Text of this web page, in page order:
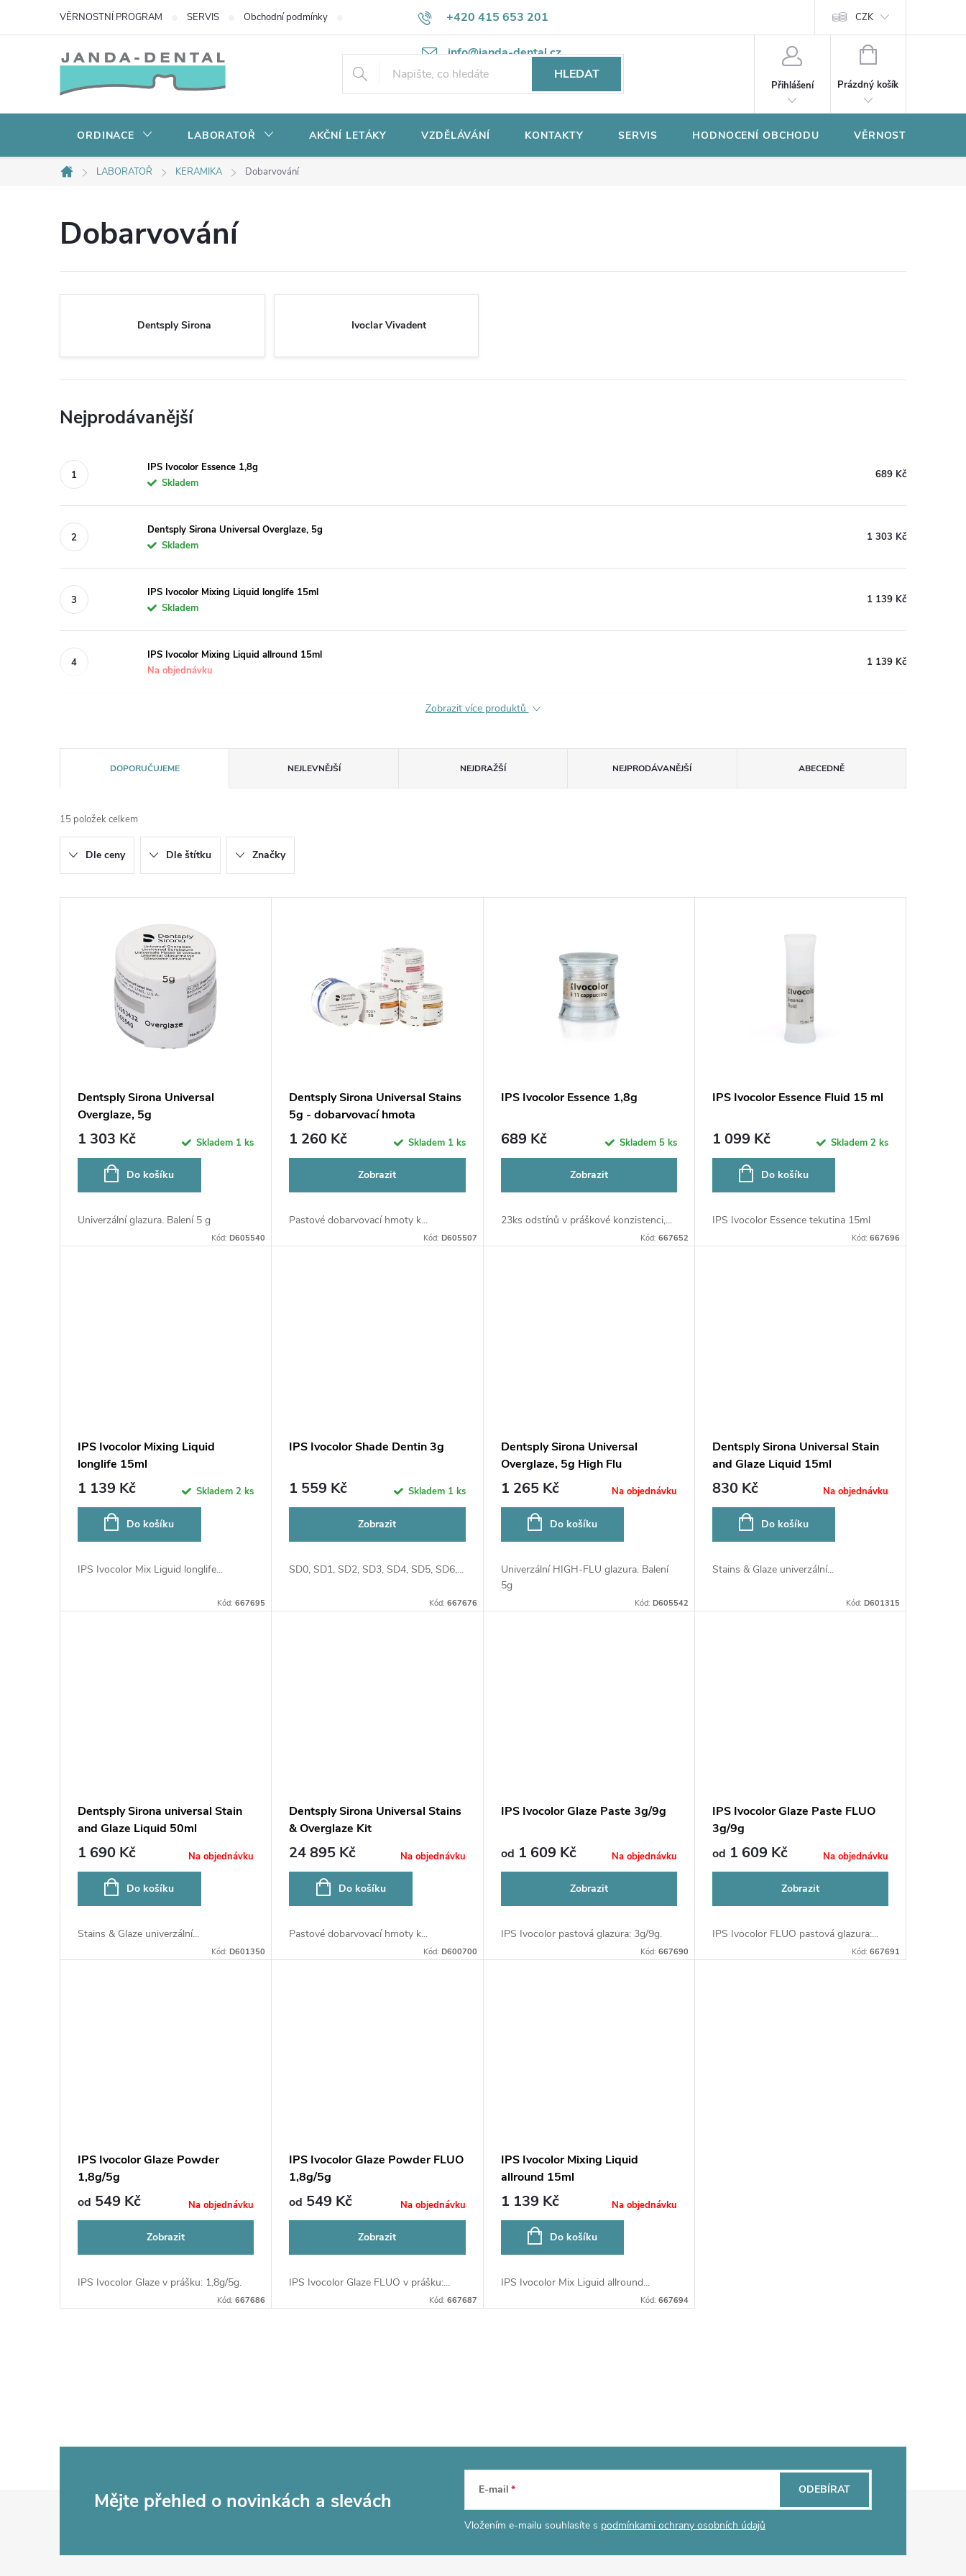
+420 415 653 201
info@janda-dental.cz
VĚRNOSTNÍ PROGRAM SERVIS Obchodní podmínky Potřebujete poradit? Ochrana osobních údajů CZK
HLEDAT
Přihlášení
NÁKUPNÍ
Prázdný košík
ORDINACE LABORATOŘ AKČNÍ LETÁKY VZDĚLÁVÁNÍ KONTAKTY SERVIS HODNOCENÍ OBCHODU VĚRNOSTNÍ
Domů
LABORATOŘ KERAMIKA Dobarvování
Dobarvování
Dentsply Sirona Ivoclar Vivadent
Nejprodávanější
IPS Ivocolor Essence 1,8g
Skladem
689 Kč
Dentsply Sirona Universal Overglaze, 5g
Skladem
1 303 Kč
IPS Ivocolor Mixing Liquid longlife 15ml
Skladem
1 139 Kč
IPS Ivocolor Mixing Liquid allround 15ml
Na objednávku
1 139 Kč
Zobrazit více produktů
a
z
e
n
DOPORUČUJEME NEJLEVNĚJŠÍ NEJDRAŽŠÍ NEJPRODÁVANĚJŠÍ ABECEDNĚ
15 položek celkem
Dle ceny Dle štítku Značky
u
Dentsply Sirona Universal
Overglaze, 5g
1 303 Kč Skladem 1 ks
Do košíku
Univerzální glazura. Balení 5 g
Kód:D605540
Dentsply Sirona Universal Stains
5g - dobarvovací hmota
1 260 Kč Skladem 1 ks
Zobrazit
Pastové dobarvovací hmoty k...
Kód: D605507
IPS Ivocolor Essence 1,8g
689 Kč Skladem 5 ks
Zobrazit
23ks odstínů v práškové konzistenci,...
Kód: 667652
IPS Ivocolor Essence Fluid 15 ml
1 099 Kč Skladem 2 ks
Do košíku
IPS Ivocolor Essence tekutina 15ml
Kód: 667696
IPS Ivocolor Mixing Liquid
longlife 15ml
1 139 Kč Skladem2 ks
Do košíku
IPS Ivocolor Mix Liguid longlife...
Kód:667695
IPS Ivocolor Shade Dentin 3g
1 559 Kč Skladem 1 ks
Zobrazit
SD0, SD1, SD2, SD3, SD4, SD5, SD6,...
Kód: 667676
Dentsply Sirona Universal
Overglaze, 5g High Flu
1 265 Kč Na objednávku
Do košíku
Univerzální HIGH-FLU glazura. Balení
5g
Kód: D605542
Dentsply Sirona Universal Stain
and Glaze Liquid 15ml
830 Kč Na objednávku
Do košíku
Stains & Glaze univerzální...
Kód: D601315
Dentsply Sirona universal Stain
and Glaze Liquid 50ml
1 690 Kč Na objednávku
Do košíku
Stains & Glaze univerzální...
Kód:D601350
Dentsply Sirona Universal Stains
& Overglaze Kit
24 895 Kč Na objednávku
Do košíku
Pastové dobarvovací hmoty k...
Kód: D600700
IPS Ivocolor Glaze Paste 3g/9g
od 1 609 Kč Na objednávku
Zobrazit
IPS Ivocolor pastová glazura: 3g/9g.
Kód: 667690
IPS Ivocolor Glaze Paste FLUO
3g/9g
od 1 609 Kč Na objednávku
Zobrazit
IPS Ivocolor FLUO pastová glazura:...
Kód: 667691
IPS Ivocolor Glaze Powder
1,8g/5g
od 549 Kč Na objednávku
Zobrazit
IPS Ivocolor Glaze v prášku: 1,8g/5g.
Kód:667686
IPS Ivocolor Glaze Powder FLUO
1,8g/5g
od 549 Kč Na objednávku
Zobrazit
IPS Ivocolor Glaze FLUO v prášku:...
Kód: 667687
IPS Ivocolor Mixing Liquid
allround 15ml
1 139 Kč Na objednávku
Do košíku
IPS Ivocolor Mix Liguid allround...
Kód: 667694
á
í
Mějte přehled o novinkách a slevách E-mail
Vložením e-mailu souhlasíte s podmínkami ochrany osobních údajů
ODEBÍRAT